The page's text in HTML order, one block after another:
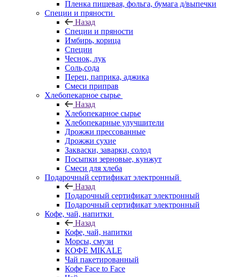
Пленка пищевая, фольга, бумага д/выпечки
Специи и пряности
Назад
Специи и пряности
Имбирь, корица
Специи
Чеснок, лук
Соль,сода
Перец, паприка, аджика
Смеси приправ
Хлебопекарное сырье
Назад
Хлебопекарное сырье
Хлебопекарные улучшители
Дрожжи прессованные
Дрожжи сухие
Закваски, заварки, солод
Посыпки зерновые, кунжут
Смеси для хлеба
Подарочный сертификат электронный
Назад
Подарочный сертификат электронный
Подарочный сертификат электронный
Кофе, чай, напитки
Назад
Кофе, чай, напитки
Морсы, смузи
КОФЕ MIKALE
Чай пакетированный
Кофе Face to Face